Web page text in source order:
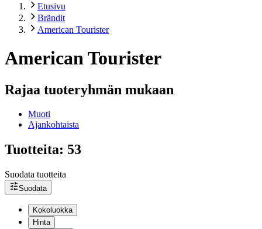
Etusivu
Brändit
American Tourister
American Tourister
Rajaa tuoteryhmän mukaan
Muoti
Ajankohtaista
Tuotteita: 53
Suodata tuotteita
Suodata
Kokoluokka
Hinta